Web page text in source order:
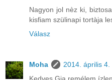
Nagyon jol nèz ki,
kisfiam szülinapi tortàja
Válasz
Moha
2014. április 4.